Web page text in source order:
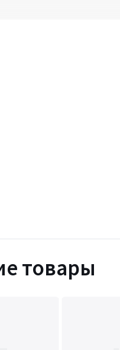
товары